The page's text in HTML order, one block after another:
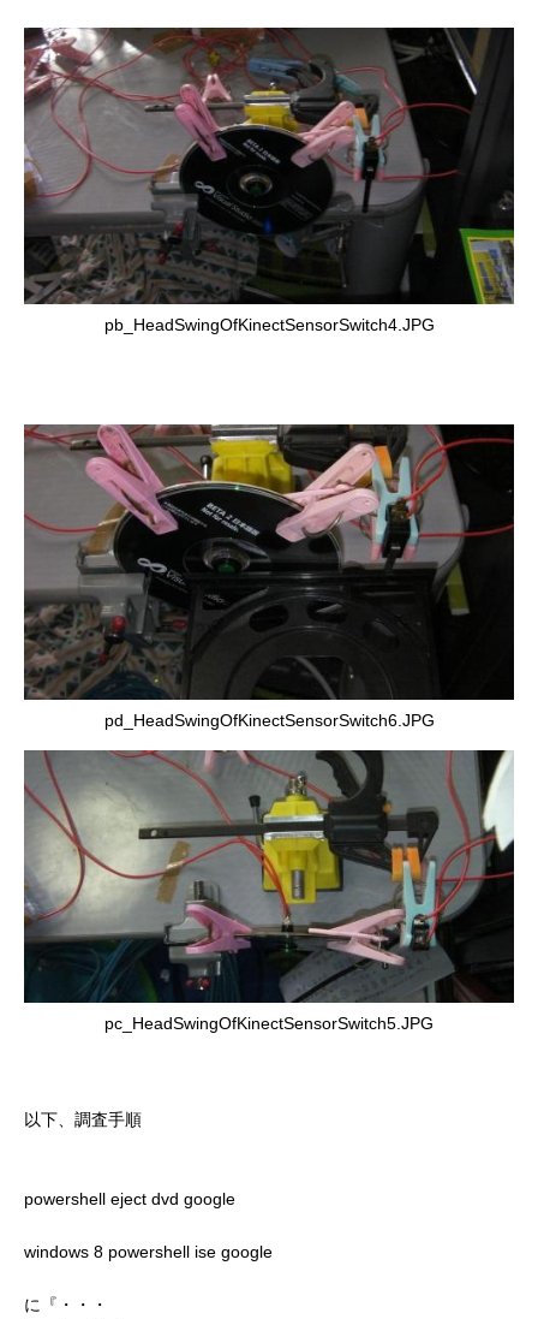
pb_HeadSwingOfKinectSensorSwitch4.JPG
pd_HeadSwingOfKinectSensorSwitch6.JPG
pc_HeadSwingOfKinectSensorSwitch5.JPG
以下、調査手順
powershell eject dvd google
windows 8 powershell ise google
に『・・・